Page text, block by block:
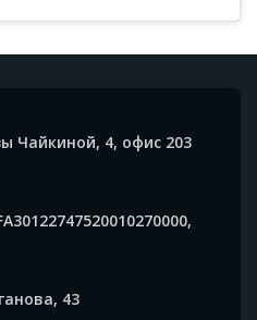
Чайкиной, 4, офис 203
43